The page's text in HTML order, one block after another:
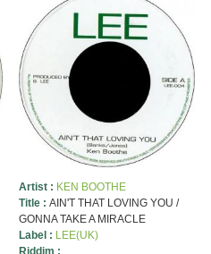
Artist : KEN BOOTHE
Title : AIN'T THAT LOVING YOU /
GONNA TAKE A MIRACLE
Label : LEE(UK)
Riddim :